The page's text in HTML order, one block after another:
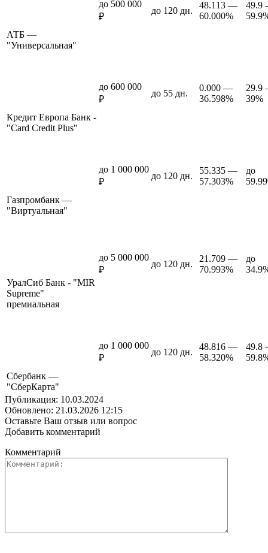
АТБ —
"Универсальная"
до 500 000
₽
до 120 дн.
48.113 —
60.000%
49.9
Кредит Европа Банк -
"Card Credit Plus"
до 600 000
₽
до 55 дн.
0.000 —
36.598%
29.9
39%
Газпромбанк —
"Виртуальная"
до 1 000 000
₽
до 120 дн.
55.335 —
57.303%
до
УралСиб Банк - "MIR
Supreme"
премиальная
до 5 000 000
₽
до 120 дн.
21.709 —
70.993%
до
Сбербанк —
"СберКарта"
до 1 000 000
₽
до 120 дн.
48.816 —
58.320%
49.8
Публикация: 10.03.2024
Обновлено: 21.03.2026 12:15
Оставьте Ваш отзыв или вопрос
Добавить комментарий
Комментарий